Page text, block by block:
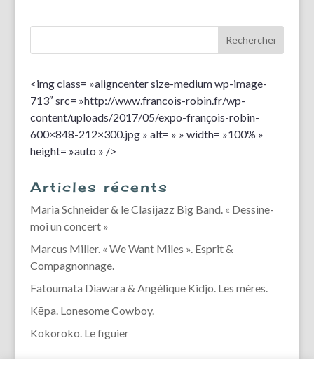
<img class= »aligncenter size-medium wp-image-
713″ src= »http://www.francois-robin.fr/wp-
content/uploads/2017/05/expo-françois-robin-
600×848-212×300.jpg » alt= » » width= »100% »
height= »auto » />
Articles récents
Maria Schneider & le Clasijazz Big Band. « Dessine-
moi un concert »
Marcus Miller. « We Want Miles ». Esprit &
Compagnonnage.
Fatoumata Diawara & Angélique Kidjo. Les mères.
Kēpa. Lonesome Cowboy.
Kokoroko. Le figuier